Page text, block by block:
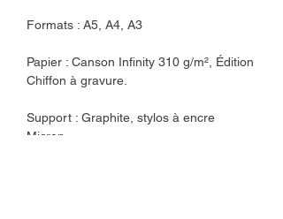
Formats : A5, A4, A3
Papier : Canson Infinity 310 g/m², Édition
Chiffon à gravure.
Support : Graphite, stylos à encre
Micron.